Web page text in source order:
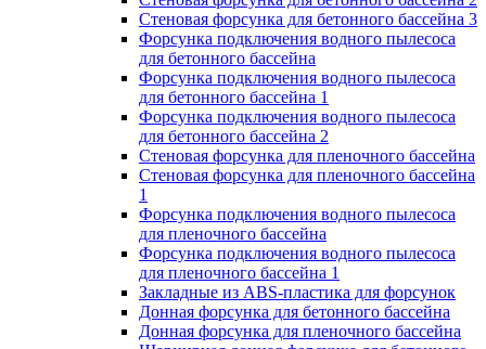
Стеновая форсунка для бетонного бассейна 3
Форсунка подключения водного пылесоса
для бетонного бассейна
Форсунка подключения водного пылесоса
для бетонного бассейна 1
Форсунка подключения водного пылесоса
для бетонного бассейна 2
Стеновая форсунка для пленочного бассейна
Стеновая форсунка для пленочного бассейна
1
Форсунка подключения водного пылесоса
для пленочного бассейна
Форсунка подключения водного пылесоса
для пленочного бассейна 1
Закладные из ABS-пластика для форсунок
Донная форсунка для бетонного бассейна
Донная форсунка для пленочного бассейна